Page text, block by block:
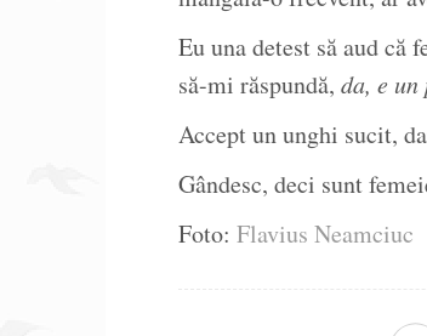
Eu una detest să aud că
să-mi răspundă, da, e un
Accept un unghi sucit,
Gândesc, deci sunt
Foto: Flavius Neamciuc